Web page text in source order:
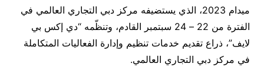
ميدام 2023، الذي يستضيفه مركز دبي التجاري العالمي في
الفترة من 22 – 24 سبتمبر القادم، وتنظّمه “دي إكس بي
لايف”، ذراع تقديم خدمات تنظيم وإدارة الفعاليات المتكاملة
في مركز دبي التجاري العالمي.